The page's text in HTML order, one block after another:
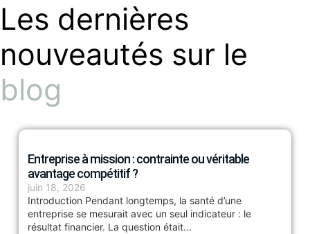
Les dernières
nouveautés sur le
blog
Entreprise à mission : contrainte ou véritable
avantage compétitif ?
juin 18, 2026
Introduction Pendant longtemps, la santé d’une
entreprise se mesurait avec un seul indicateur : le
résultat financier. La question était...